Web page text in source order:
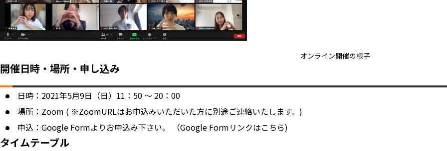
オンライン開催の様子
開催日時・場所・申し込み
日時：2021年5月9日（日）11：50 ～ 20：00
場所：Zoom ( ※ZoomURLはお申込みいただいた方に別途ご連絡いたします。)
申込：Google Formよりお申込み下さい。 （Google Formリンクはこちら)
タイムテーブル